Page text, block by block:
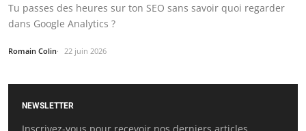
Tu passes des heures sur ton SEO sans savoir quoi regarder
dans Google Analytics ?
Romain Colin 22 juin 2026
NEWSLETTER